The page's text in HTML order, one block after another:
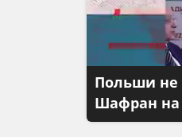
Польши не
Шафран на